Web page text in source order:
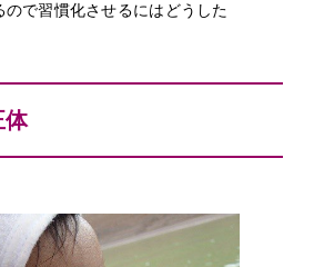
で習慣化させるにはどうした
体